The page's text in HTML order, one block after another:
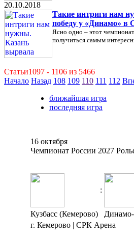
20.10.2018
Такие интриги нам
победу у «Динамо» в
Ясно одно – этот
получиться самым
Статьи1097 - 1106 из 5466
Начало Назад 108 109 110 111 112
ближайшая игра
последняя игра
16 октября
Чемпионат России 2027
:
Кузбасс (Кемерово)
г. Кемерово | СРК Арена